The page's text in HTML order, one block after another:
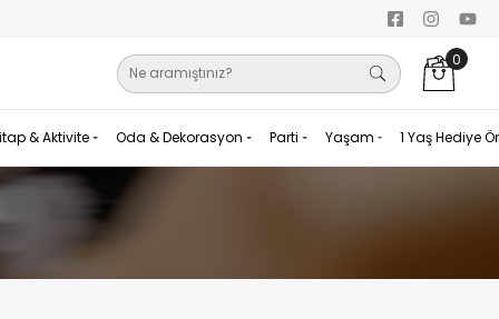
0
& Aktivite Oda & Dekorasyon Parti Yaşam 1 Yaş Hediye